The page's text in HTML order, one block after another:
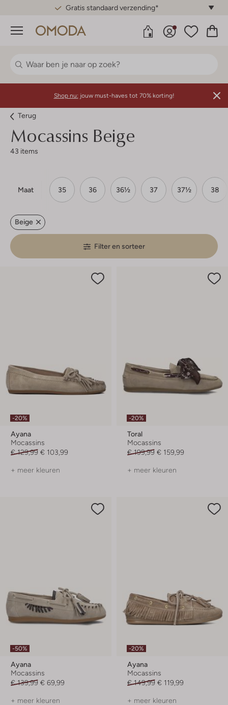
Gratis standaard verzending*
Menu
Shop nu: jouw must-haves tot 70% korting!
Terug
Mocassins Beige
43 items
Maat 35 36 36½ 37 37½ 38
Beige
Filter en sorteer
-20%
Ayana
Mocassins
€ 129,99 € 103,99
+ meer kleuren
-20%
Toral
Mocassins
€ 199,99 € 159,99
+ meer kleuren
-50%
Ayana
Mocassins
€ 139,99 € 69,99
+ meer kleuren
-20%
Ayana
Mocassins
€ 149,99 € 119,99
+ meer kleuren